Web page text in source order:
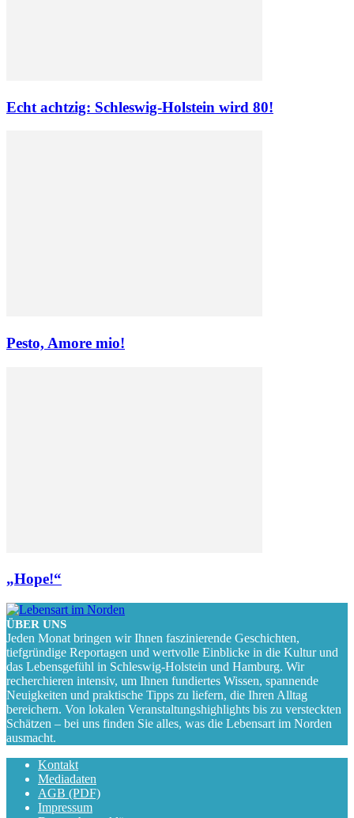
Echt achtzig: Schleswig-Holstein wird 80!
Pesto, Amore mio!
„Hope!“
ÜBER UNS
Jeden Monat bringen wir Ihnen faszinierende Geschichten,
tiefgründige Reportagen und wertvolle Einblicke in die Kultur und
das Lebensgefühl in Schleswig-Holstein und Hamburg. Wir
recherchieren intensiv, um Ihnen fundiertes Wissen, spannende
Neuigkeiten und praktische Tipps zu liefern, die Ihren Alltag
bereichern. Von lokalen Veranstaltungshighlights bis zu versteckten
Schätzen – bei uns finden Sie alles, was die Lebensart im Norden
ausmacht.
Kontakt
Mediadaten
AGB (PDF)
Impressum